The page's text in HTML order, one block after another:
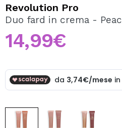
Creando un account su
acquisti velocemente,
consultare le tue operazioni
CREARE UN
Revolution Pro
Duo fard in crema -
14,99€